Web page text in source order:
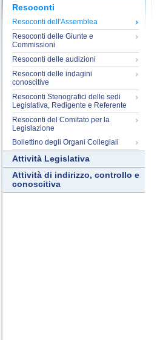
Resoconti
Resoconti dell'Assemblea
Resoconti delle Giunte e
Commissioni
Resoconti delle audizioni
Resoconti delle indagini
conoscitive
Resoconti Stenografici delle sedi
Legislativa, Redigente e Referente
Resoconti del Comitato per la
Legislazione
Bollettino degli Organi Collegiali
Attività Legislativa
Attività di indirizzo, controllo e
conoscitiva